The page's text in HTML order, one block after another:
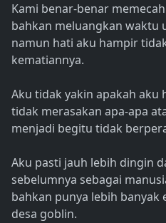
Kami benar-benar
bahkan meluangkan waktu
namun hati aku hampir
kematiannya.
Aku tidak yakin apakah aku
tidak merasakan apa-apa
menjadi begitu tidak
Aku pasti jauh lebih dingin
sebelumnya sebagai
bahkan punya lebih
desa goblin.